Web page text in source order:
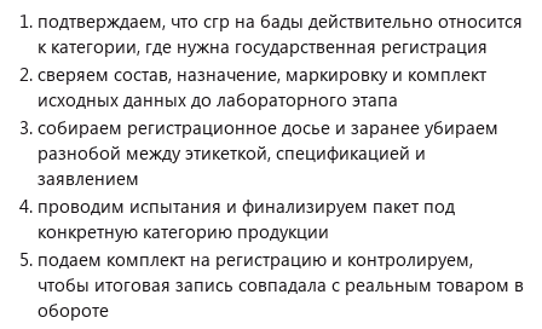
подтверждаем, что сгр на бады действительно относится
к категории, где нужна государственная регистрация
сверяем состав, назначение, маркировку и комплект
исходных данных до лабораторного этапа
собираем регистрационное досье и заранее убираем
разнобой между этикеткой, спецификацией и
заявлением
проводим испытания и финализируем пакет под
конкретную категорию продукции
подаем комплект на регистрацию и контролируем,
чтобы итоговая запись совпадала с реальным товаром в
обороте